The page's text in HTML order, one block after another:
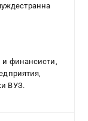
и финансисти,
ВУЗ.